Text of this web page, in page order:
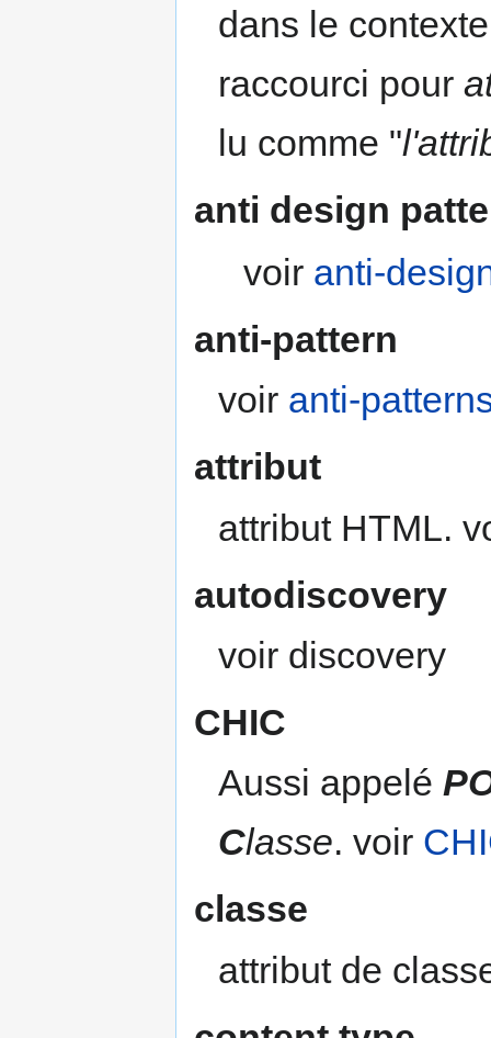
dans le
raccourci pour
lu comme "
anti design
voir anti-
anti-pattern
voir anti-
attribut
attribut HTML.
autodiscovery
voir discovery
CHIC
Aussi appelé
Classe. voir
classe
attribut de